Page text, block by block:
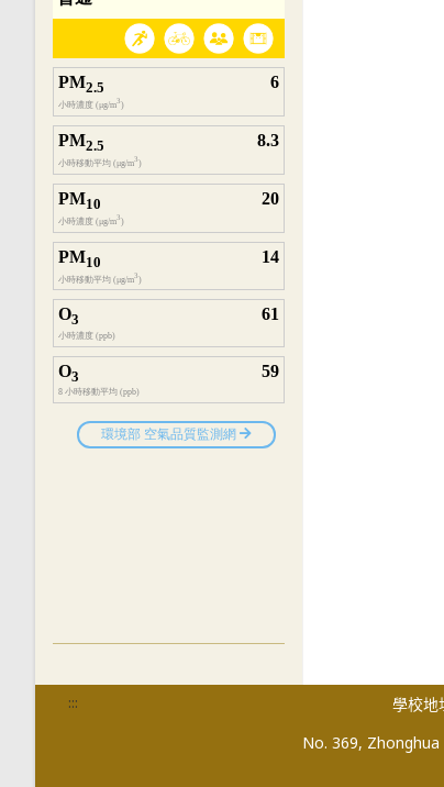
::: 學校地
No. 369, Zhonghua